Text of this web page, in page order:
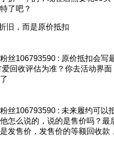
了吧？
旧，而是原价抵扣
丝106793590 : 原价抵扣会写
回收评估为准？你去活动界面
丝106793590 : 未来履约可以
怎么说的，说的是售价吗？最
发售价，发售价的等额回收款